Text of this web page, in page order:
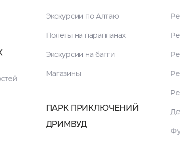
Экскурсии по Алтаю
Полеты на парапланах
Экскурсии на багги
Магазины
ПАРК ПРИКЛЮЧЕНИЙ
ДРИМВУД